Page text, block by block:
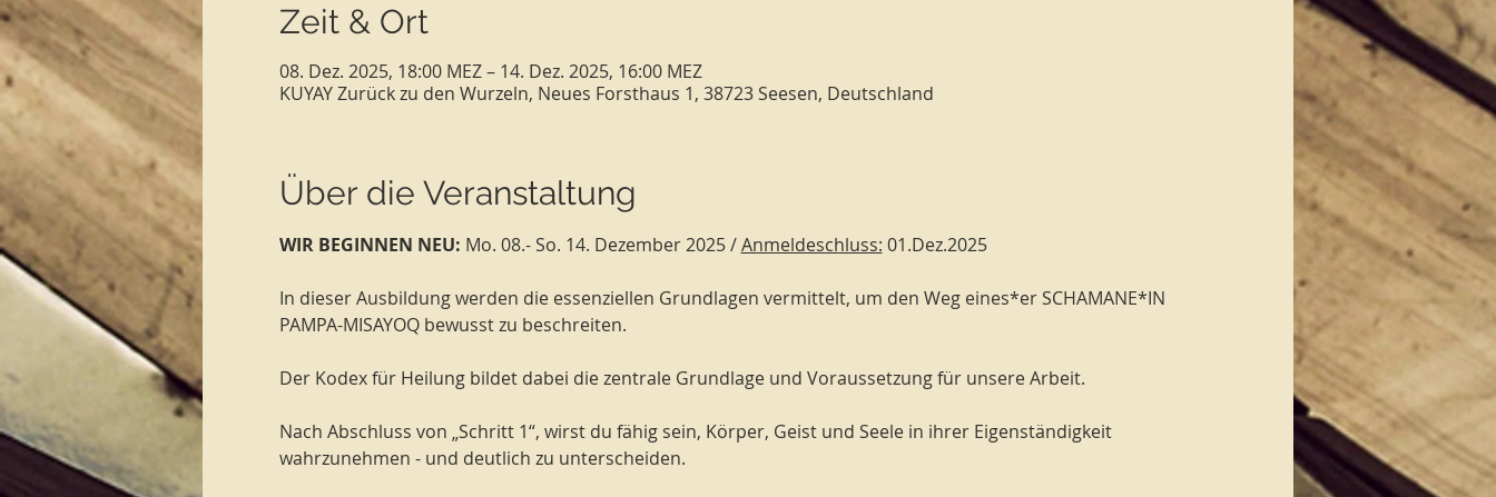
Zeit & Ort
08. Dez. 2025, 18:00 MEZ – 14. Dez. 2025, 16:00 MEZ
KUYAY Zurück zu den Wurzeln, Neues Forsthaus 1, 38723 Seesen, Deutschland
Über die Veranstaltung
WIR BEGINNEN NEU: Mo. 08.- So. 14. Dezember 2025 / Anmeldeschluss: 01.Dez.2025
In dieser Ausbildung werden die essenziellen Grundlagen vermittelt, um den Weg eines*er SCHAMANE*IN
PAMPA-MISAYOQ bewusst zu beschreiten.
Der Kodex für Heilung bildet dabei die zentrale Grundlage und Voraussetzung für unsere Arbeit.
Nach Abschluss von „Schritt 1“, wirst du fähig sein, Körper, Geist und Seele in ihrer Eigenständigkeit
wahrzunehmen - und deutlich zu unterscheiden.